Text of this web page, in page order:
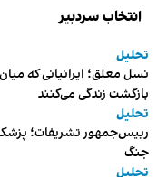
انتخاب سردبیر
تحلیل
نسل معلق؛ ایرانیانی که
بازگشت زندگی می‌کنند
تحلیل
رییس‌جمهور تشریفات؛
جنگ
تحلیل